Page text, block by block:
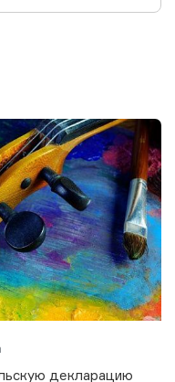
декларацию